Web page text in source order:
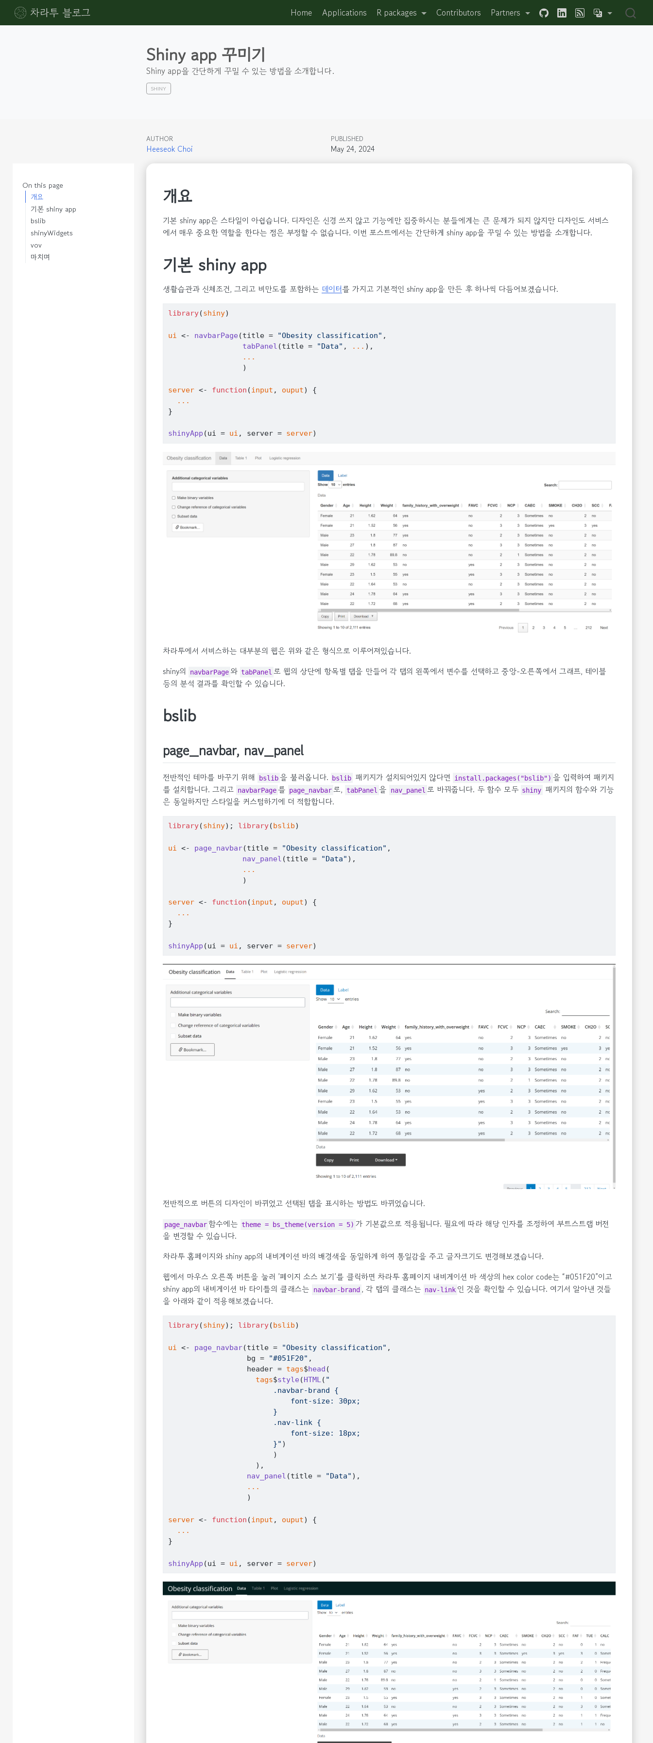
차라투 블로그 Home Applications R packages Contributors Partners
Shiny app 꾸미기
Shiny app을 간단하게 꾸밀 수 있는 방법을 소개합니다.
SHINY
AUTHOR
Heeseok Choi
PUBLISHED
May 24, 2024
On this page
개요
기본 shiny app
bslib
shinyWidgets
vov
마치며
개요
기본 shiny app은 스타일이 아쉽습니다. 디자인은 신경 쓰지 않고 기능에만 집중하시는 분들에게는 큰 문제가 되지 않지만 디자인도 서비스
에서 매우 중요한 역할을 한다는 점은 부정할 수 없습니다. 이번 포스트에서는 간단하게 shiny app을 꾸밀 수 있는 방법을 소개합니다.
기본 shiny app
생활습관과 신체조건, 그리고 비만도를 포함하는 데이터를 가지고 기본적인 shiny app을 만든 후 하나씩 다듬어보겠습니다.
library(shiny)
ui <- navbarPage(title = "Obesity classification" ,
tabPanel (title = "Data" , ... ) ,
...
)
server <- function (input , ouput)
{
...
}
shinyApp (ui = ui , server = server)
차라투에서 서비스하는 대부분의 웹은 위와 같은 형식으로 이루어져있습니다.
shiny의
navbarPage 와 tabPanel 로 웹의 상단에 항목별 탭을 만들어 각 탭의 왼쪽에서 변수를 선택하고 중앙-오른쪽에서 그래프, 테이블
등의 분석 결과를 확인할 수 있습니다.
bslib
page_navbar, nav_panel
전반적인 테마를 바꾸기 위해 bslib 을 불러옵니다. bslib 패키지가 설치되어있지 않다면 install.packages("bslib") 을 입력하여 패키지
를 설치합니다. 그리고 navbarPage 를 page_navbar 로, tabPanel 을 nav_panel 로 바꿔줍니다. 두 함수 모두 shiny 패키지의 함수와 기능
은 동일하지만 스타일을 커스텀하기에 더 적합합니다.
library(shiny) ; library(bslib)
ui <- page_navbar(title = "Obesity classification" ,
nav_panel (title = "Data" ) ,
...
)
server <- function (input , ouput)
{
...
}
shinyApp (ui = ui , server = server)
전반적으로 버튼의 디자인이 바뀌었고 선택된 탭을 표시하는 방법도 바뀌었습니다.
page_navbar함수에는 theme = bs_theme(version = 5) 가 기본값으로 적용됩니다. 필요에 따라 해당 인자를 조정하여 부트스트랩 버전
을 변경할 수 있습니다.
차라투 홈페이지와 shiny app의 내비게이션 바의 배경색을 동일하게 하여 통일감을 주고 글자크기도 변경해보겠습니다.
웹에서 마우스 오른쪽 버튼을 눌러 ’페이지 소스 보기’를 클릭하면 차라투 홈페이지 내비게이션 바 색상의 hex color code는 “#051F20”이고
shiny app의 내비게이션 바 타이틀의 클래스는
navbar-brand , 각 탭의 클래스는 nav-link 인 것을 확인할 수 있습니다. 여기서 알아낸 것들
을 아래와 같이 적용해보겠습니다.
library(shiny) ; library(bslib)
ui <- page_navbar(title = "Obesity classification" ,
                  bg
= "#051F20" ,
                  header
= tags$head (
tags$style(HTML( "
                        .navbar-brand {
                            font-size: 30px;
                        }
                        .nav-link {
                            font-size: 18px;
                        }"
)
)
) ,
nav_panel (title = "Data" ) ,
...
)
server <- function (input , ouput)
{
...
}
shinyApp (ui = ui , server = server)